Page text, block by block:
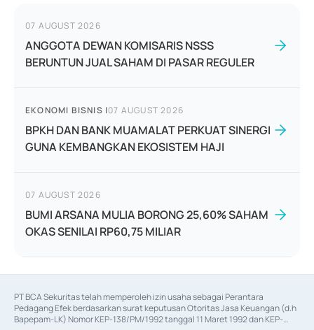
07 AUGUST 2026
ANGGOTA DEWAN KOMISARIS NSSS
BERUNTUN JUAL SAHAM DI PASAR REGULER
EKONOMI BISNIS |07 AUGUST 2026
BPKH DAN BANK MUAMALAT PERKUAT SINERGI
GUNA KEMBANGKAN EKOSISTEM HAJI
07 AUGUST 2026
BUMI ARSANA MULIA BORONG 25,60% SAHAM
OKAS SENILAI RP60,75 MILIAR
PT BCA Sekuritas telah memperoleh izin usaha sebagai Perantara
Pedagang Efek berdasarkan surat keputusan Otoritas Jasa Keuangan (d.h
Bapepam-LK) Nomor KEP-138/PM/1992 tanggal 11 Maret 1992 dan KEP-